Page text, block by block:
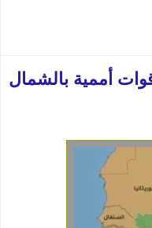
أممية بالشمال